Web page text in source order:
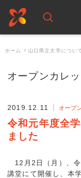
ホーム 山口県立大学につい
オープンカレ
2019.12.11 オープ
令和元年度全
ました
12月2日（月）、令
講堂にて開催し、本